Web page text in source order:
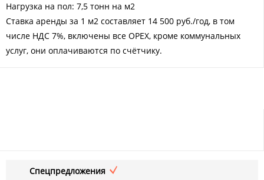
Нагрузка на пол: 7,5 тонн на м2
Ставка аренды за 1 м2 составляет 14 500 руб./год, в том
числе НДС 7%, включены все OPEX, кроме коммунальных
услуг, они оплачиваются по счётчику.
Спецпредложения